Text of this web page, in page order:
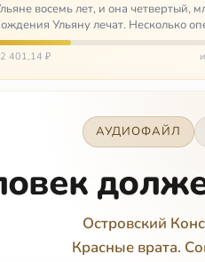
восемь лет, и она четвертый,
Ульяну лечат. Несколько
и беско…
401,14 ₽
АУДИОФАЙЛ
Островский
Красные врата.